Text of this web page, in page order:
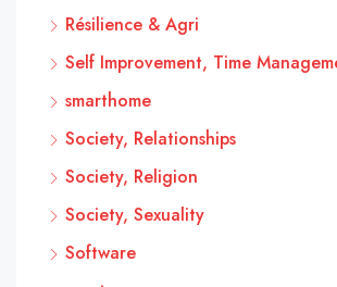
Résilience & Agri
Self Improvement, Time
smarthome
Society, Relationships
Society, Religion
Society, Sexuality
Software